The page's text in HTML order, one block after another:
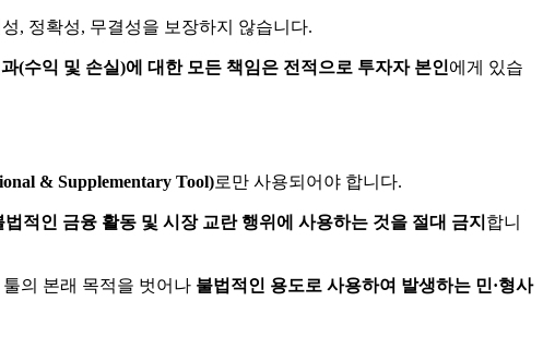
, 정확성, 무결성을 보장하지 않습니다.
(수익 및 손실)에 대한 모든 책임은 전적으로 투자자 본인에게 있습
& Supplementary Tool)로만 사용되어야 합니다.
적인 금융 활동 및 시장 교란 행위에 사용하는 것을 절대 금지 합니
의 본래 목적을 벗어나 불법적인 용도로 사용하여 발생하는 민·형사